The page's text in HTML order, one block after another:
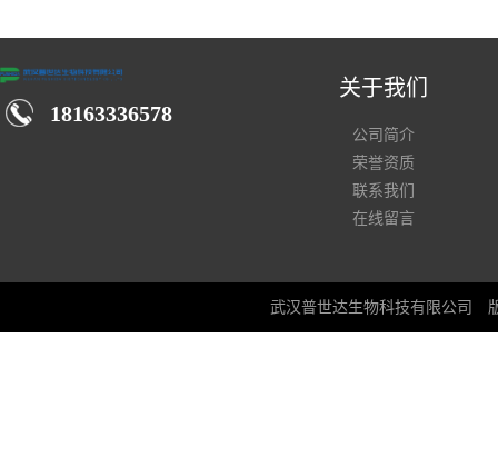
18163336578
关于我们
公司简介
荣誉资质
联系我们
在线留言
武汉普世达生物科技有限公司